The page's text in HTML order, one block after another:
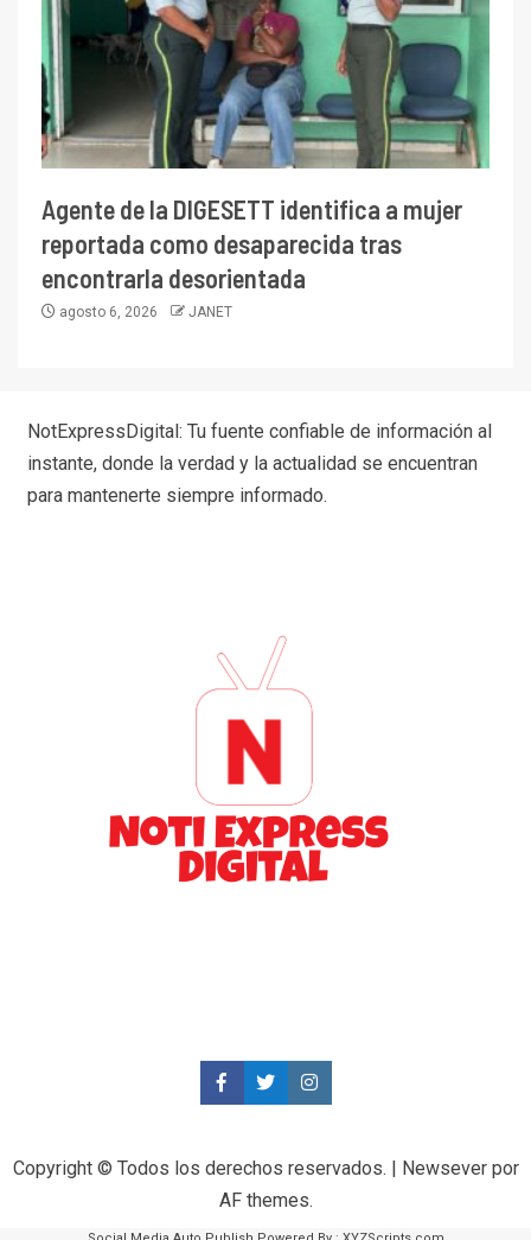
Agente de la DIGESETT identifica a mujer
reportada como desaparecida tras
encontrarla desorientada
agosto 6, 2026 JANET
NotExpressDigital: Tu fuente confiable de información al
instante, donde la verdad y la actualidad se encuentran
para mantenerte siempre informado.
Copyright © Todos los derechos reservados. | Newseverpor
AF themes.